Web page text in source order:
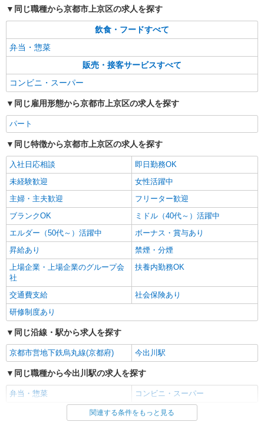
同じ職種から京都市上京区の求人を探す
飲食・フードすべて
弁当・惣菜
販売・接客サービスすべて
コンビニ・スーパー
同じ雇用形態から京都市上京区の求人を探す
パート
同じ特徴から京都市上京区の求人を探す
入社日応相談
即日勤務OK
未経験歓迎
女性活躍中
主婦・主夫歓迎
フリーター歓迎
ブランクOK
ミドル（40代～）活躍中
エルダー（50代～）活躍中
ボーナス・賞与あり
昇給あり
禁煙・分煙
上場企業・上場企業のグループ会
社
扶養内勤務OK
交通費支給
社会保険あり
研修制度あり
同じ沿線・駅から求人を探す
京都市営地下鉄烏丸線(京都府) 今出川駅
同じ職種から今出川駅の求人を探す
弁当・惣菜 コンビニ・スーパー
同じ雇用形態から今出川駅の求人を探す
関連する条件をもっと見る